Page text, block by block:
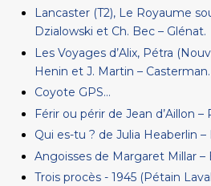
Lancaster (T2), Le Royaume
Dzialowski et Ch. Bec – Glénat.
Les Voyages d’Alix, Pétra
Henin et J. Martin – Casterman.
Coyote GPS…
Férir ou périr de Jean d’Aillon –
Qui es-tu ? de Julia Heaberlin –
Angoisses de Margaret Millar –
Trois procès - 1945 (Pétain